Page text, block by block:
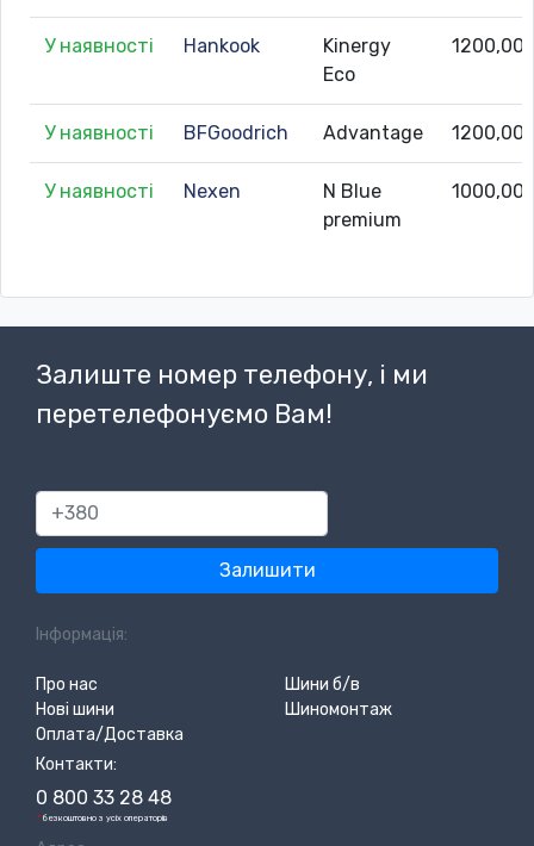
У наявності Hankook
Kinergy
Eco
У наявності BFGoodrich Advantage
У наявності Nexen
N Blue
premium
Залиште номер телефону, і ми
перетелефонуємо Вам!
380
Залишити
Інформація:
Про нас
Шини б/в
Нові шини
Шиномонтаж
Оплата/Доставка
Контакти:
0 800 33 28 48
*безкоштовно з усіх операторів